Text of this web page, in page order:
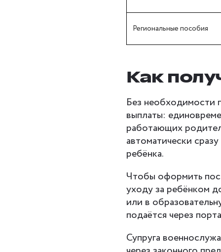
Региональные пособия
Как
Без необходимости
выплаты:
работающих
автоматически
ребёнка.
Чтобы оформить
уходу за ребёнком
или в
подаётся через
Супруга